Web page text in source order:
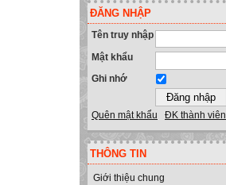
ĐĂNG NHẬP
Tên truy nhập
Mật khẩu
Ghi nhớ
Quên mật khẩu ĐK thành viên
THÔNG TIN
Giới thiệu chung